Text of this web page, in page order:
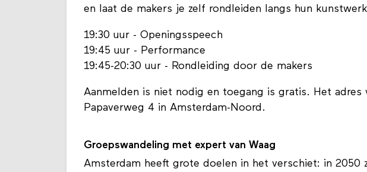
en laat de makers je zelf rondleiden langs hun
19:30 uur - Openingsspeech
19:45 uur - Performance
19:45-20:30 uur - Rondleiding door de makers
Aanmelden is niet nodig en toegang is gratis. Het adres
Papaverweg 4 in Amsterdam-Noord.
Groepswandeling met expert van Waag
Amsterdam heeft grote doelen in het verschiet: in 2050